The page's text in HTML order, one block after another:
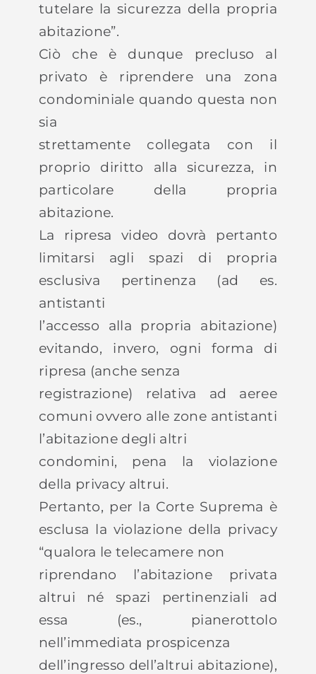
tutelare la sicurezza della propria
abitazione”.
Ciò che è dunque precluso al
privato è riprendere una zona
condominiale quando questa non
sia
strettamente collegata con il
proprio diritto alla sicurezza, in
particolare della propria
abitazione.
La ripresa video dovrà pertanto
limitarsi agli spazi di propria
esclusiva pertinenza (ad es.
antistanti
l’accesso alla propria abitazione)
evitando, invero, ogni forma di
ripresa (anche senza
registrazione) relativa ad aeree
comuni ovvero alle zone antistanti
l’abitazione degli altri
condomini, pena la violazione
della privacy altrui.
Pertanto, per la Corte Suprema è
esclusa la violazione della privacy
“qualora le telecamere non
riprendano l’abitazione privata
altrui né spazi pertinenziali ad
essa (es., pianerottolo
nell’immediata prospicenza
dell’ingresso dell’altrui abitazione),